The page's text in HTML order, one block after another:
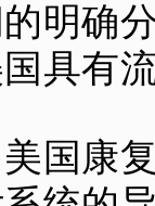
明确
具有
国康